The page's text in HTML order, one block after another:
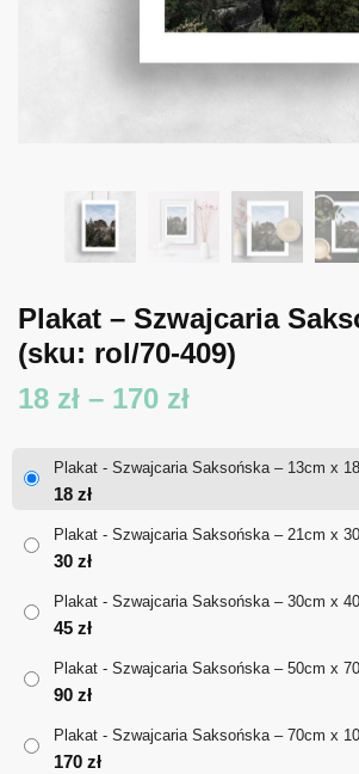
Plakat – Szwajcaria
(sku: rol/70-409)
18 zł – 170 złZakres
18 zł
Plakat - Szwajcaria Saksońska – 13cm x
18 zł
Plakat - Szwajcaria Saksońska – 21cm x
30 zł
Plakat - Szwajcaria Saksońska – 30cm x
45 zł
Plakat - Szwajcaria Saksońska – 50cm x
90 zł
Plakat - Szwajcaria Saksońska – 70cm x
170 zł